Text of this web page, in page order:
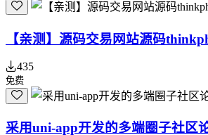
【亲测】源码交易网站源码
435
免费
采用uni-app开发的多端圈子社区